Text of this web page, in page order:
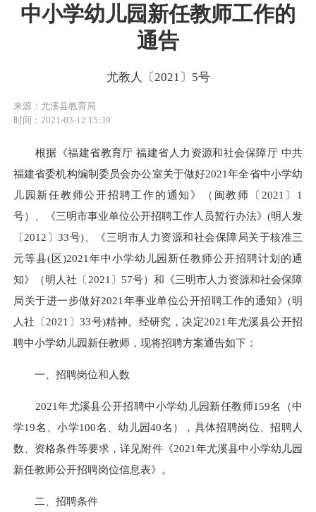
中小学幼儿园新任教师工作的
通告
尤教人〔2021〕5号
来源：尤溪县教育局
时间：2021-03-12 15:39
根据《福建省教育厅 福建省人力资源和社会保障厅 中共
福建省委机构编制委员会办公室关于做好2021年全省中小学幼
儿园新任教师公开招聘工作的通知》（闽教师〔2021〕1
号）、《三明市事业单位公开招聘工作人员暂行办法》(明人发
〔2012〕33号)、《三明市人力资源和社会保障局关于核准三
元等县(区)2021年中小学幼儿园新任教师公开招聘计划的通
知》（明人社〔2021〕57号）和《三明市人力资源和社会保障
局关于进一步做好2021年事业单位公开招聘工作的通知》(明
人社〔2021〕33号)精神。经研究，决定2021年尤溪县公开招
聘中小学幼儿园新任教师，现将招聘方案通告如下：
一、招聘岗位和人数
2021年尤溪县公开招聘中小学幼儿园新任教师159名（中
学19名、小学100名、幼儿园40名），具体招聘岗位、招聘人
数、资格条件等要求，详见附件《2021年尤溪县中小学幼儿园
新任教师公开招聘岗位信息表》。
二、招聘条件